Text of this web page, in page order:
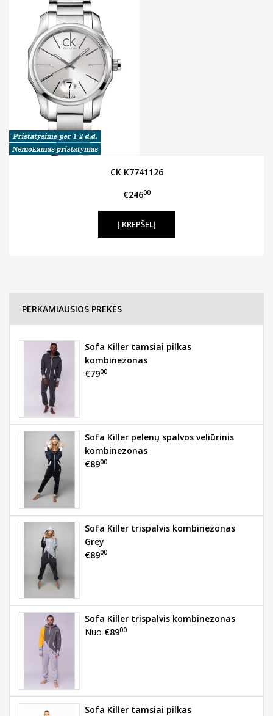
CK K7741126
€24600
PERKAMIAUSIOS PREKĖS
Sofa Killer tamsiai pilkas
kombinezonas
€7900
Sofa Killer pelenų spalvos veliūrinis
kombinezonas
€8900
Sofa Killer trispalvis kombinezonas
Grey
€8900
Sofa Killer trispalvis kombinezonas
Nuo €8900
Sofa Killer tamsiai pilkas